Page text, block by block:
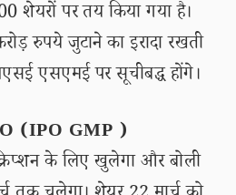
शेयरों पर तय किया गया है।
रुपये जुटाने का इरादा रखती
एसएमई पर सूचीबद्ध होंगे।
(IPO GMP )
के लिए खुलेगा और बोली